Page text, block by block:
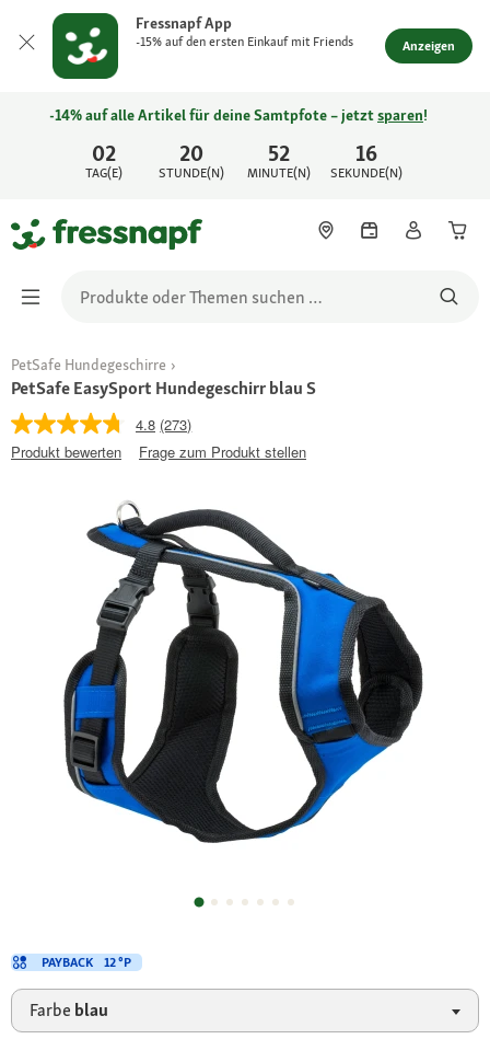
Fressnapf App
-15% auf den ersten Einkauf mit Friends Anzeigen
02
TAG(E)
20
STUNDE(N)
52
MINUTE(N)
16
SEKUNDE(N)
-14% auf alle Artikel für deine Samtpfote – jetztsparen!
PetSafe Hundegeschirre
PetSafe EasySport Hundegeschirr blau S
4.8 (273)
Produkt bewerten
Frage zum Produkt stellen
Farbe blau
PAYBACK 12 °P